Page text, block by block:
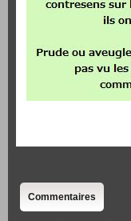
Commentaires